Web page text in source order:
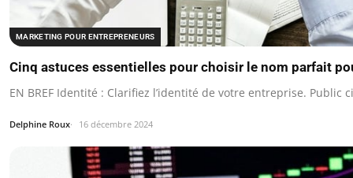
MARKETING POUR ENTREPRENEURS
Cinq astuces essentielles pour choisir le nom parfait
EN BREF Identité : Clarifiez l’identité de votre entreprise. Public
Delphine Roux 16 décembre 2024